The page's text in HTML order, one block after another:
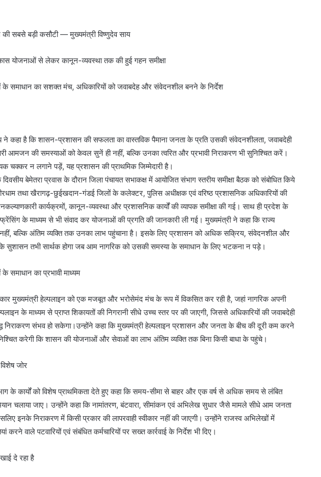
सबसे बड़ी कसौटी — मुख्यमंत्री विष्णुदेव साय
योजनाओं से लेकर कानून-व्यवस्था तक की हुई गहन समीक्षा
समाधान का सशक्त मंच, अधिकारियों को जवाबदेह और संवेदनशील बनने के निर्देश
ने कहा है कि शासन-प्रशासन की सफलता का वास्तविक पैमाना जनता के प्रति उसकी संवेदनशीलता, जवाबदेही
आमजन की समस्याओं को केवल सुनें ही नहीं, बल्कि उनका त्वरित और प्रभावी निराकरण भी सुनिश्चित करें।
चक्कर न लगाने पड़ें, यह प्रशासन की प्राथमिक जिम्मेदारी है।
बेमेतरा प्रवास के दौरान जिला पंचायत सभाकक्ष में आयोजित संभाग स्तरीय समीक्षा बैठक को संबोधित किये
तथा खैरागढ़-छुईखदान-गंडई जिलों के कलेक्टर, पुलिस अधीक्षक एवं वरिष्ठ प्रशासनिक अधिकारियों की
कार्यक्रमों, कानून-व्यवस्था और प्रशासनिक कार्यों की व्यापक समीक्षा की गई। साथ ही प्रदेश के
के माध्यम से भी संवाद कर योजनाओं की प्रगति की जानकारी ली गई। मुख्यमंत्री ने कहा कि राज्य
नहीं, बल्कि अंतिम व्यक्ति तक उनका लाभ पहुंचाना है। इसके लिए प्रशासन को अधिक सक्रिय, संवेदनशील और
कि सुशासन तभी सार्थक होगा जब आम नागरिक को उसकी समस्या के समाधान के लिए भटकना न पड़े।
समाधान का प्रभावी माध्यम
मुख्यमंत्री हेल्पलाइन को एक मजबूत और भरोसेमंद मंच के रूप में विकसित कर रही है, जहां नागरिक अपनी
के माध्यम से प्राप्त शिकायतों की निगरानी सीधे उच्च स्तर पर की जाएगी, जिससे अधिकारियों की जवाबदेही
निराकरण संभव हो सकेगा।उन्होंने कहा कि मुख्यमंत्री हेल्पलाइन प्रशासन और जनता के बीच की दूरी कम करने
करेगी कि शासन की योजनाओं और सेवाओं का लाभ अंतिम व्यक्ति तक बिना किसी बाधा के पहुंचे।
जोर
के कार्यों को विशेष प्राथमिकता देते हुए कहा कि समय-सीमा से बाहर और एक वर्ष से अधिक समय से लंबित
चलाया जाए। उन्होंने कहा कि नामांतरण, बंटवारा, सीमांकन एवं अभिलेख सुधार जैसे मामले सीधे आम जनता
इनके निराकरण में किसी प्रकार की लापरवाही स्वीकार नहीं की जाएगी। उन्होंने राजस्व अभिलेखों में
वाले पटवारियों एवं संबंधित कर्मचारियों पर सख्त कार्रवाई के निर्देश भी दिए।
दे रहा है